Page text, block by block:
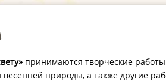
принимаются творческие
природы, а также другие